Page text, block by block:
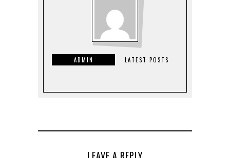
ADMIN LATEST POSTS
LEAVE A REPLY